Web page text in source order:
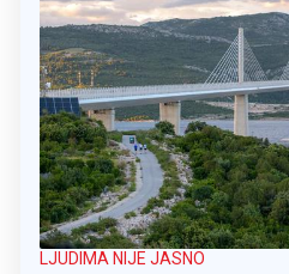
LJUDIMA NIJE JASNO